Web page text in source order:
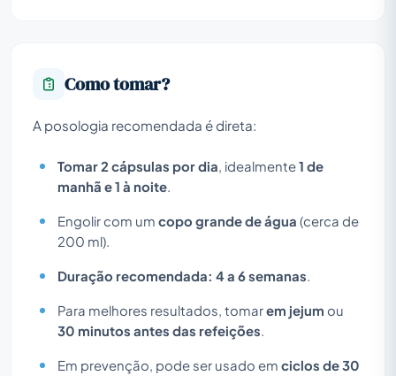
Como tomar?
A posologia recomendada é direta:
Tomar 2 cápsulas por dia, idealmente1 de
manhã e 1 à noite.
Engolir com um copo grande de água (cerca de
200 ml).
Duração recomendada: 4 a 6 semanas.
Para melhores resultados, tomarem jejum ou
30 minutos antes das refeições.
Em prevenção, pode ser usado em ciclos de 30